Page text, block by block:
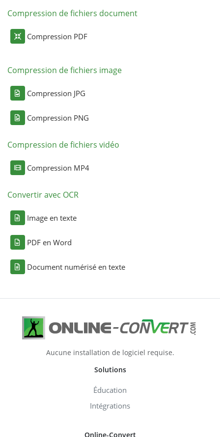
Compression de fichiers document
Compression PDF
Compression de fichiers image
Compression JPG
Compression PNG
Compression de fichiers vidéo
Compression MP4
Convertir avec OCR
Image en texte
PDF en Word
Document numérisé en texte
Aucune installation de logiciel requise.
Solutions
Éducation
Intégrations
Online-Convert